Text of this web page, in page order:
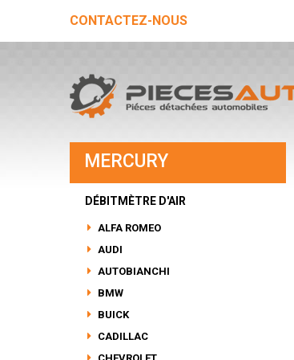
CONTACTEZ-NOUS
MERCURY
DÉBITMÈTRE D'AIR
ALFA ROMEO
AUDI
AUTOBIANCHI
BMW
BUICK
CADILLAC